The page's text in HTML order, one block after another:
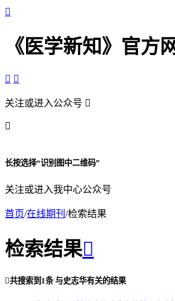

《医学新知》官方
 
关注或进入公众号 

长按选择“识别图中二维码”
关注或进入我中心公众号
首页/在线期刊 /检索结果
检索结果
共搜索到 1条与史志华有关的结果